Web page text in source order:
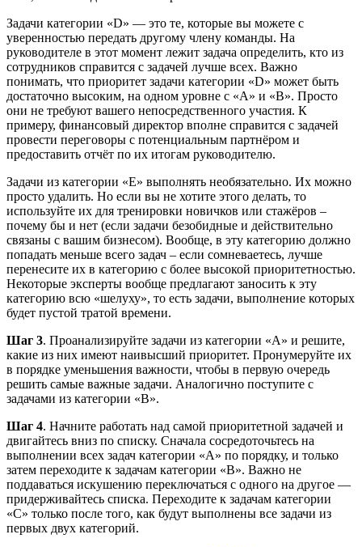
Задачи категории «D» — это те, которые вы можете с
уверенностью передать другому члену команды. На
руководителе в этот момент лежит задача определить, кто из
сотрудников справится с задачей лучше всех. Важно
понимать, что приоритет задачи категории «D» может быть
достаточно высоким, на одном уровне с «А» и «В». Просто
они не требуют вашего непосредственного участия. К
примеру, финансовый директор вполне справится с задачей
провести переговоры с потенциальным партнёром и
предоставить отчёт по их итогам руководителю.
Задачи из категории «Е» выполнять необязательно. Их можно
просто удалить. Но если вы не хотите этого делать, то
используйте их для тренировки новичков или стажёров –
почему бы и нет (если задачи безобидные и действительно
связаны с вашим бизнесом). Вообще, в эту категорию должно
попадать меньше всего задач – если сомневаетесь, лучше
перенесите их в категорию с более высокой приоритетностью.
Некоторые эксперты вообще предлагают заносить к эту
категорию всю «шелуху», то есть задачи, выполнение которых
будет пустой тратой времени.
Шаг 3. Проанализируйте задачи из категории «А» и решите,
какие из них имеют наивысший приоритет. Пронумеруйте их
в порядке уменьшения важности, чтобы в первую очередь
решить самые важные задачи. Аналогично поступите с
задачами из категории «В».
Шаг 4. Начните работать над самой приоритетной задачей и
двигайтесь вниз по списку. Сначала сосредоточьтесь на
выполнении всех задач категории «A» по порядку, и только
затем переходите к задачам категории «B». Важно не
поддаваться искушению переключаться с одного на другое —
придерживайтесь списка. Переходите к задачам категории
«C» только после того, как будут выполнены все задачи из
первых двух категорий.